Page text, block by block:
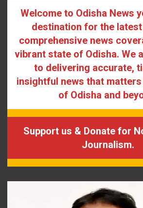
Welcome to Odisha News
destination for the
comprehensive news
vibrant state of Odisha. We
to delivering accurate,
insightful news that
of Odisha and
Support us & Donate for
Journalism.